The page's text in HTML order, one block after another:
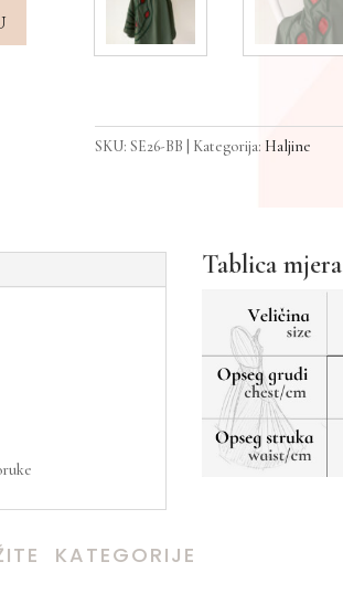
SKU: SE26-BB Kategorija: Haljine
Tablica mjera
KATEGORIJE